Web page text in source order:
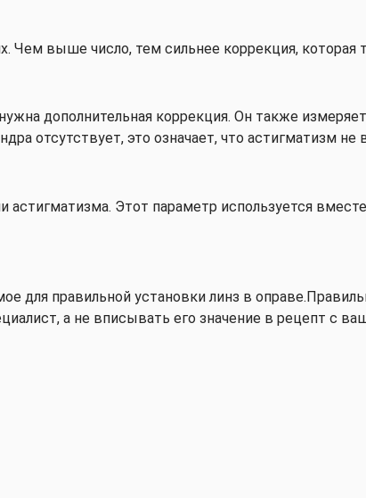
Чем выше число, тем сильнее коррекция, которая
дополнительная коррекция. Он также
отсутствует, это означает, что астигматизм не
Этот параметр используется
для правильной установки линз в
а не вписывать его значение в рецепт с